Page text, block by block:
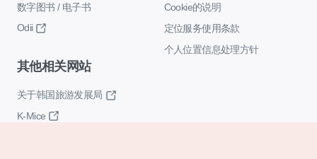
数字图书 / 电子书
Odii
Cookie的说明
定位服务使用条款
个人位置信息处理方针
其他相关网站
关于韩国旅游发展局
K-Mice